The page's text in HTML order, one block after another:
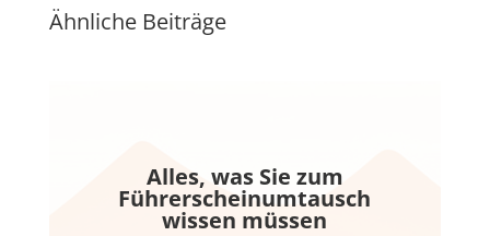
Ähnliche Beiträge
Alles, was Sie zum
Führerscheinumtausch
wissen müssen